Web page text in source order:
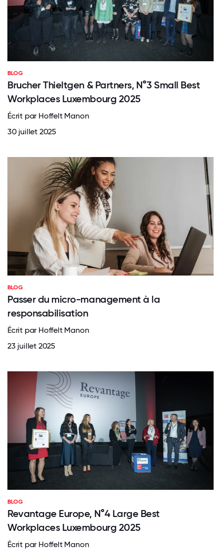
BLOG
Brucher Thieltgen & Partners, N°3 Small Best
Workplaces Luxembourg 2025
Écrit par Hoffelt Manon
30 juillet 2025
BLOG
Passer du micro-management à la
responsabilisation
Écrit par Hoffelt Manon
23 juillet 2025
BLOG
Revantage Europe, N°4 Large Best
Workplaces Luxembourg 2025
Écrit par Hoffelt Manon